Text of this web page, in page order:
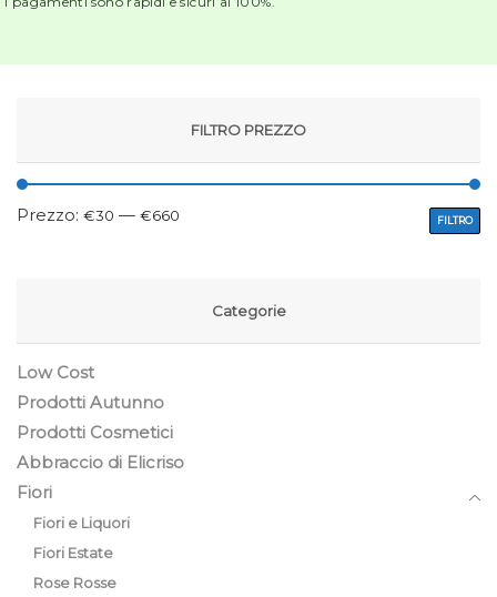
FILTRO PREZZO
FILTRO
Prezzo: €30 — €660
Categorie
Low Cost
Prodotti Autunno
Prodotti Cosmetici
Abbraccio di Elicriso
Fiori
Fiori e Liquori
Fiori Estate
Rose Rosse